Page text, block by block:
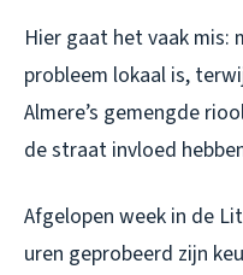
Hier gaat het vaak mis:
probleem lokaal is,
Almere’s gemengde
de straat invloed
Afgelopen week in de
uren geprobeerd zijn